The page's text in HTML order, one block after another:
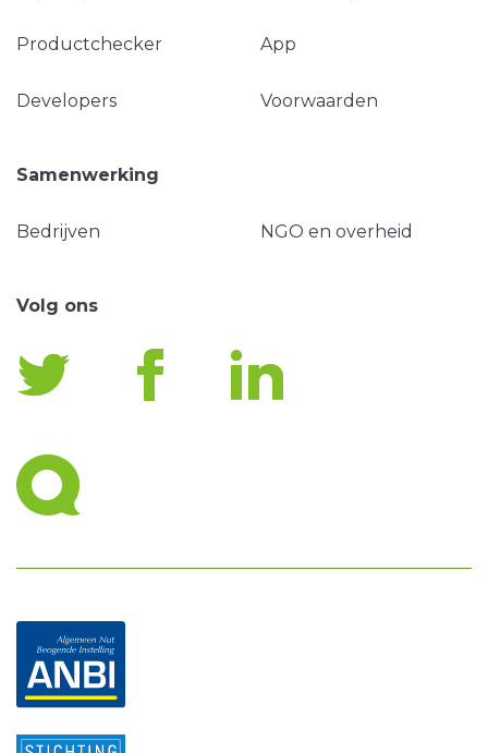
Productchecker App
Developers Voorwaarden
Samenwerking
Bedrijven NGO en overheid
Volg ons